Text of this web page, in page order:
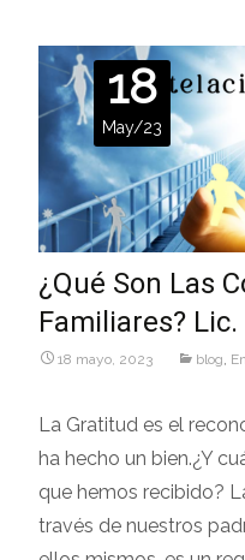
18
May/23
¿Qué Son Las
Familiares?
18 mayo, 2023 blog
La Gratitud es el
ha hecho un bien.¿Y
que hemos recibido?
través de nuestros